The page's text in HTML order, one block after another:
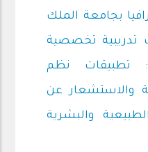
بجامعة الملك
تدريبية تخصصية
تطبيقات نظم
والاستشعار عن
والبشرية